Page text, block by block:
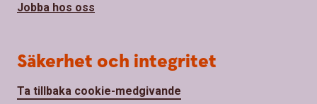
Jobba hos oss
Säkerhet och integritet
Ta tillbaka cookie-medgivande